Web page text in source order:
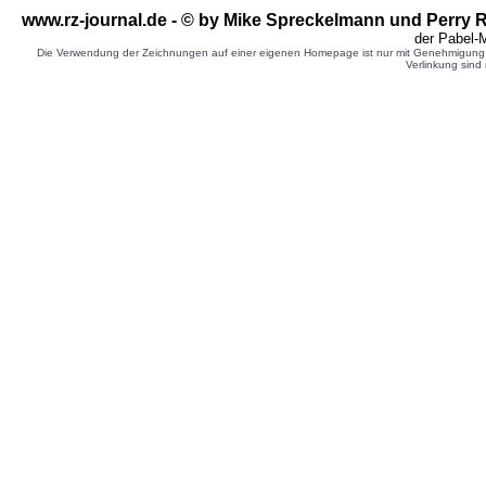
www.rz-journal.de - © by Mike Spreckelmann und Perry
der Pabel-
Die Verwendung der Zeichnungen auf einer eigenen Homepage ist nur mit
Verlinkung sind